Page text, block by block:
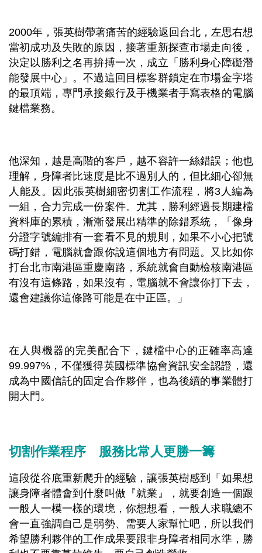
2000年，張英樹帶著痛苦的經驗返回台北，左思右想
當初成功及失敗的原因，接著重新探查市場走向後，
決定以勝利之名再拚搏一次，成立「勝利身心障礙潛
能發展中心」。不過這回目標客群鎖定在市場金字塔
的最頂端，專門承接銀行及手機業者手寫表格的電腦
鍵檔業務。
他深知，越是高階的客戶，越不容許一絲錯誤；他也
理解，身障者比速度是比不過別人的，但比細心卻無
人能及。因此張英樹細密切割工作流程，將3人編為
一組，合力完成一份案件。尤其，勝利經過長期建檔
資料庫的累積，漸漸發展出精準的除錯系統，「像身
分證字號編排有一套看不見的規則，如果不小心把號
碼打錯，電腦就會跟你說這個地方有問題。又比如你
打台北市南港區重慶南路，系統就會自動檢核南港區
有沒有這條路，如果沒有，電腦就不會讓你打下去，
還會建議你這條路可能是在中正區。」
在人與機器的完美配合下，鍵檔中心的正確率高達
99.997%，不僅獲得英國標準協會資訊安全認證，還
成為中國信託的固定合作夥伴，也為後續的事業體打
開大門。
切割作業程序 服務比常人更勝一籌
這段從谷底重新爬升的經驗，讓張英樹感到「如果想
讓身障者體會到什麼叫做『就業』，就要創造一個跟
一般人一模一樣的環境，你想想看，一般人求職總不
會一直強調自己是弱勢、需要人家幫忙吧，所以我們
希望勝利夥伴的工作成果要跟非身障者相同水準，勝